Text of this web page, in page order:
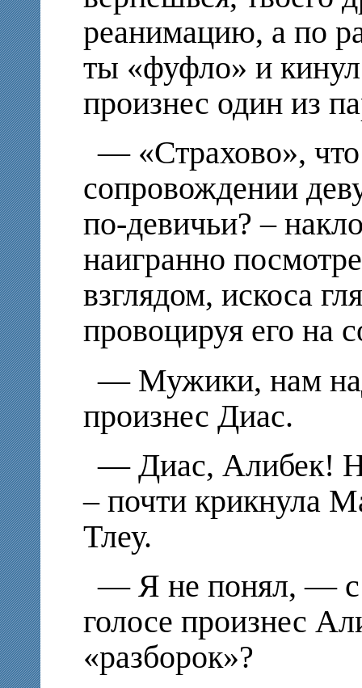
реанимацию, а по
ты «фуфло» и
произнес один из
— «Страхово»,
сопровождении
по-девичьи? –
наигранно
взглядом, искоса
провоцируя его на
— Мужики, нам
произнес Диас.
— Диас, Алибек!
– почти крикнула
Тлеу.
— Я не понял, — с
голосе произнес
«разборок»?